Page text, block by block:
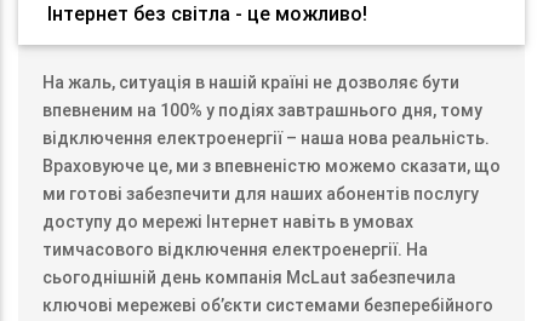
Інтернет без світла - це можливо!
На жаль, ситуація в нашій країні не дозволяє бути
впевненим на 100% у подіях завтрашнього дня, тому
відключення електроенергії – наша нова реальність.
Враховуюче це, ми з впевненістю можемо сказати, що
ми готові забезпечити для наших абонентів послугу
доступу до мережі Інтернет навіть в умовах
тимчасового відключення електроенергії. На
сьогоднішній день компанія McLaut забезпечила
ключові мережеві об’єкти системами безперебійного